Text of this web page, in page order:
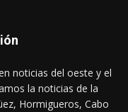
noticias del oeste y el
la noticias de la
Hormigueros, Cabo